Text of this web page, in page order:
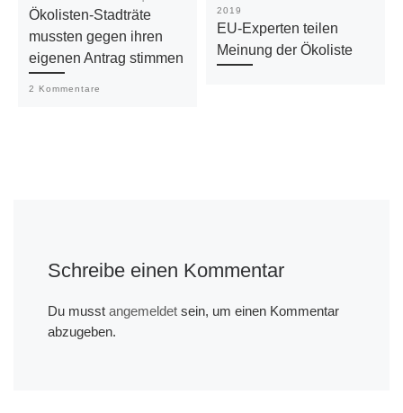
Ökolisten-Stadträte
mussten gegen ihren
eigenen Antrag stimmen
2 Kommentare
2019
EU-Experten teilen
Meinung der Ökoliste
Schreibe einen Kommentar
Du musst angemeldetsein, um einen Kommentar
abzugeben.